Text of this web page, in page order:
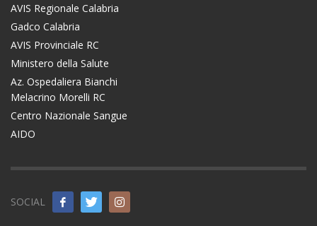
AVIS Regionale Calabria
Gadco Calabria
AVIS Provinciale RC
Ministero della Salute
Az. Ospedaliera Bianchi
Melacrino Morelli RC
Centro Nazionale Sangue
AIDO
SOCIAL